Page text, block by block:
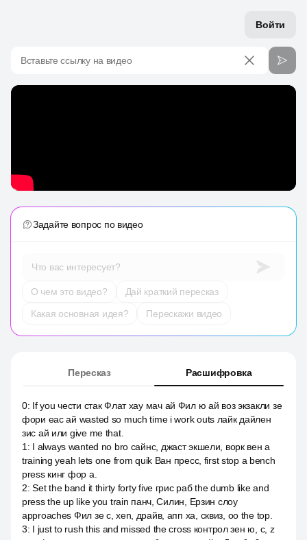
Войти
Вставьте ссылку на видео
Задайте вопрос по видео
Что вас интересует?
О чем это видео?
Дай краткий пересказ
Какая основная идея?
Перескажи видео
Пересказ Расшифровка
0: If you чести стак Флат хау мач ай Фил ю ай воз экзакли зе
фори еас ай wasted so much time i work outs лайк дайлен
зис ай или give me that.
1 : I always wanted no bro сайнс, джаст экшели, ворк вен а
training yeah lets one from quik Ван пресс, first stop a bench
press кинг фор а.
2:Set the band it thirty forty five грис раб the dumb like and
press the up like you train панч, Силин, Ерзин слоу
approaches Фил зе с, xen, драйв, апп ха, сквиз, оо the top.
3: I just to rush this and missed the cross контрол зен ю, c, z